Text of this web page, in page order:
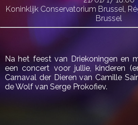
Koninklijk Conservatorium Brussel,
Brussel
Na het feest van Driekoningen en
een concert voor jullie, kinderen
Carnaval der Dieren van Camille
de Wolf van Serge Prokofiev.